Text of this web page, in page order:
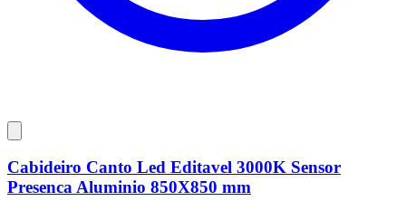
Cabideiro Canto Led Editavel 3000K Sensor
Presenca Aluminio 850X850 mm